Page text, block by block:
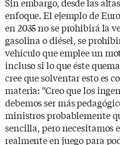
enfoque. El ejemplo de
en 2035 no se prohibirá la
gasolina o diésel, se
vehículo que emplee un
incluso si lo que éste
cree que solventar esto es
materia: “Creo que los
debemos ser más
ministros probablemente
sencilla, pero necesitamos
realmente en juego para